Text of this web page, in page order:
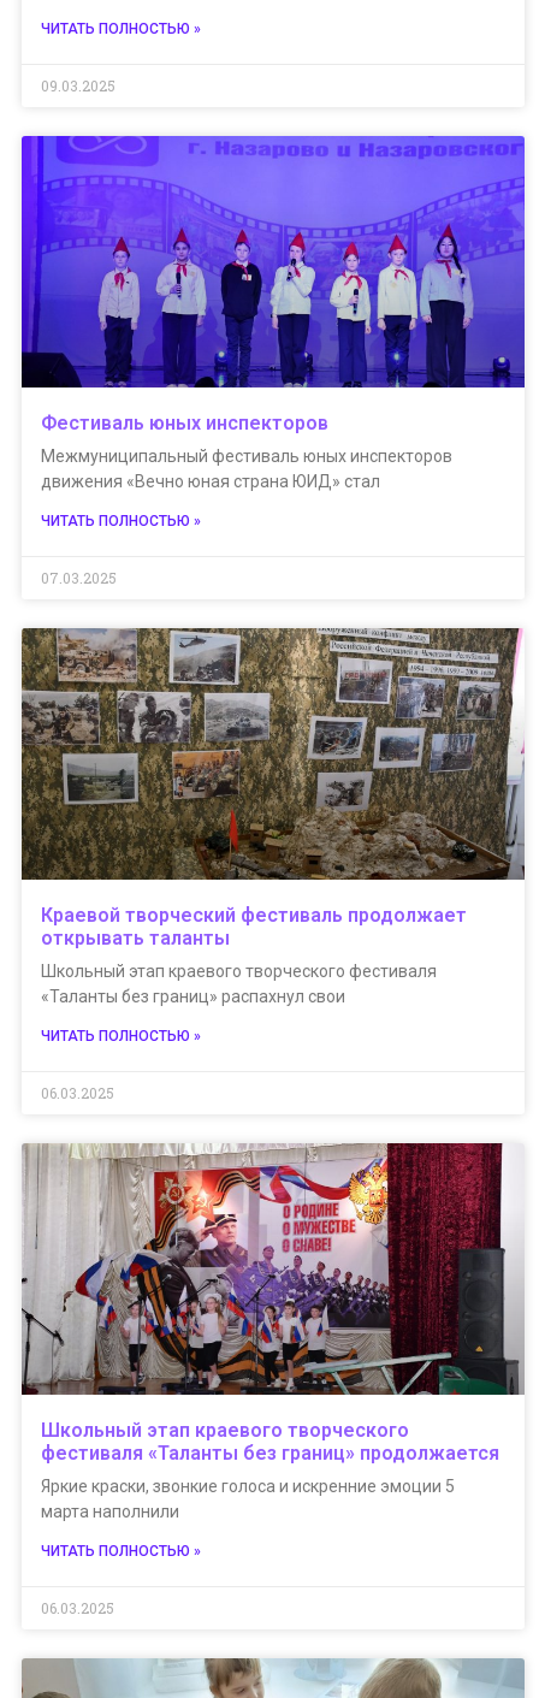
ЧИТАТЬ ПОЛНОСТЬЮ »
09.03.2025
Фестиваль юных инспекторов
Межмуниципальный фестиваль юных инспекторов
движения «Вечно юная страна ЮИД» стал
ЧИТАТЬ ПОЛНОСТЬЮ »
07.03.2025
Краевой творческий фестиваль продолжает
открывать таланты
Школьный этап краевого творческого фестиваля
«Таланты без границ» распахнул свои
ЧИТАТЬ ПОЛНОСТЬЮ »
06.03.2025
Школьный этап краевого творческого
фестиваля «Таланты без границ» продолжается
Яркие краски, звонкие голоса и искренние эмоции 5
марта наполнили
ЧИТАТЬ ПОЛНОСТЬЮ »
06.03.2025